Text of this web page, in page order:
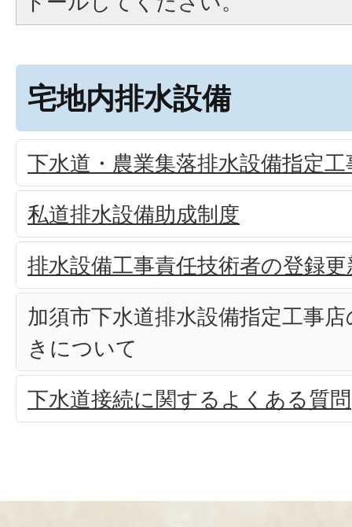
宅地内排水設備
下水道・農業集落排水設備指定工
私道排水設備助成制度
排水設備工事責任技術者の登録
加須市下水道排水設備指定工事
きについて
下水道接続に関するよくある質問